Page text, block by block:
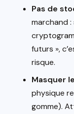
Pas de
marchand :
futurs »,
risque.
Masquer
physique
gomme).